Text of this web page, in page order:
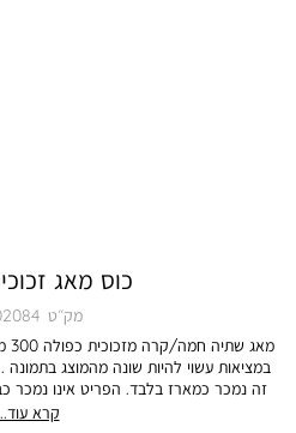
כוס מאג
מק״ט
במציאות עשוי להיות שונה מהמוצג
זה נמכר כמארז בלבד. הפריט אינו נמכר
שנמכר כסט/מארז ניתן להחלפה
קרא